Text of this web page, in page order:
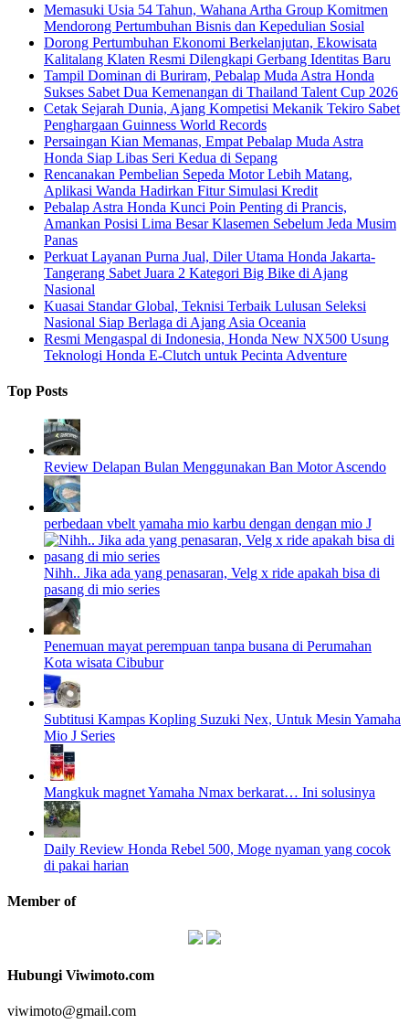
Memasuki Usia 54 Tahun, Wahana Artha Group Komitmen
Mendorong Pertumbuhan Bisnis dan Kepedulian Sosial
Dorong Pertumbuhan Ekonomi Berkelanjutan, Ekowisata
Kalitalang Klaten Resmi Dilengkapi Gerbang Identitas Baru
Tampil Dominan di Buriram, Pebalap Muda Astra Honda
Sukses Sabet Dua Kemenangan di Thailand Talent Cup 2026
Cetak Sejarah Dunia, Ajang Kompetisi Mekanik Tekiro Sabet
Penghargaan Guinness World Records
Persaingan Kian Memanas, Empat Pebalap Muda Astra
Honda Siap Libas Seri Kedua di Sepang
Rencanakan Pembelian Sepeda Motor Lebih Matang,
Aplikasi Wanda Hadirkan Fitur Simulasi Kredit
Pebalap Astra Honda Kunci Poin Penting di Prancis,
Amankan Posisi Lima Besar Klasemen Sebelum Jeda Musim
Panas
Perkuat Layanan Purna Jual, Diler Utama Honda Jakarta-
Tangerang Sabet Juara 2 Kategori Big Bike di Ajang
Nasional
Kuasai Standar Global, Teknisi Terbaik Lulusan Seleksi
Nasional Siap Berlaga di Ajang Asia Oceania
Resmi Mengaspal di Indonesia, Honda New NX500 Usung
Teknologi Honda E-Clutch untuk Pecinta Adventure
Top Posts
Review Delapan Bulan Menggunakan Ban Motor Ascendo
perbedaan vbelt yamaha mio karbu dengan dengan mio J
Nihh.. Jika ada yang penasaran, Velg x ride apakah bisa di
pasang di mio series
Penemuan mayat perempuan tanpa busana di Perumahan
Kota wisata Cibubur
Subtitusi Kampas Kopling Suzuki Nex, Untuk Mesin Yamaha
Mio J Series
Mangkuk magnet Yamaha Nmax berkarat… Ini solusinya
Daily Review Honda Rebel 500, Moge nyaman yang cocok
di pakai harian
Member of
Hubungi Viwimoto.com
viwimoto@gmail.com